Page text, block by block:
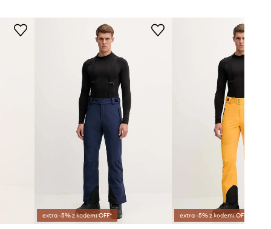
extra -5% z kodem: OFF* extra -5% z kodem: OFF*